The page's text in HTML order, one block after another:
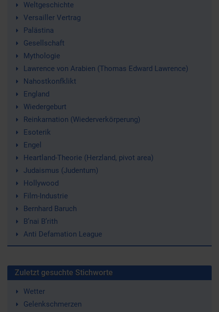
Weltgeschichte
Versailler Vertrag
Palästina
Gesellschaft
Mythologie
Lawrence von Arabien (Thomas Edward Lawrence)
Nahostkonfklikt
England
Wiedergeburt
Reinkarnation (Wiederverkörperung)
Esoterik
Engel
Heartland-Theorie (Herzland, pivot area)
Judaismus (Judentum)
Hollywood
Film-Industrie
Bernhard Baruch
B’nai B’rith
Anti Defamation League
Zuletzt gesuchte Stichworte
Wetter
Gelenkschmerzen